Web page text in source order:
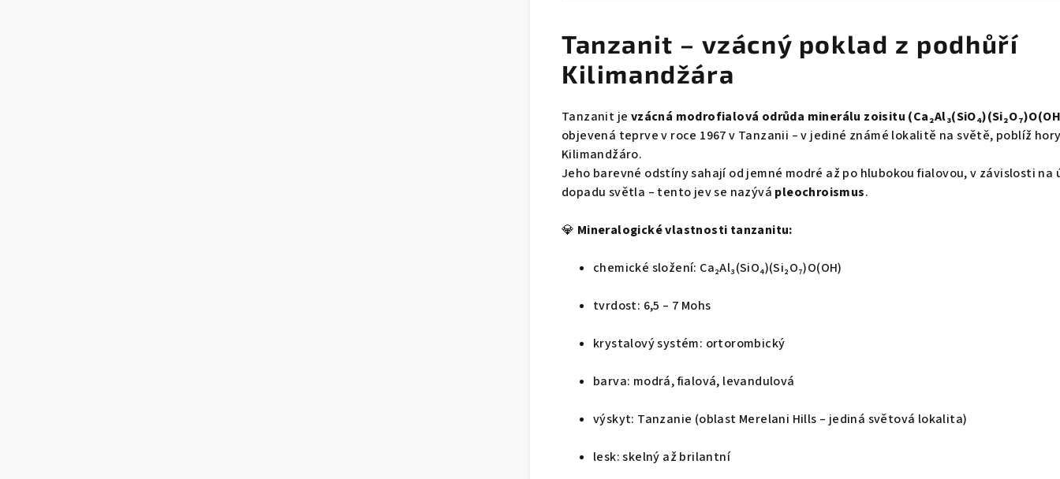
Tanzanit – vzácný poklad z podhůří
Kilimandžára
Tanzanit je vzácná modrofialová odrůda minerálu zoisitu
objevená teprve v roce 1967 v Tanzanii – v jediné známé lokalitě na světě, poblíž
Kilimandžáro.
Jeho barevné odstíny sahají od jemné modré až po hlubokou fialovou, v závislosti na
dopadu světla – tento jev se nazývá pleochroismus.
💎 Mineralogické vlastnosti tanzanitu:
chemické složení: Ca₂Al₃(SiO₄)(Si₂O₇)O(OH)
tvrdost: 6,5 – 7 Mohs
krystalový systém: ortorombický
barva: modrá, fialová, levandulová
výskyt: Tanzanie (oblast Merelani Hills – jediná světová lokalita)
lesk: skelný až brilantní